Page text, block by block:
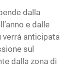
dalla
e dalle
verrà anticipata
sul
dalla zona di